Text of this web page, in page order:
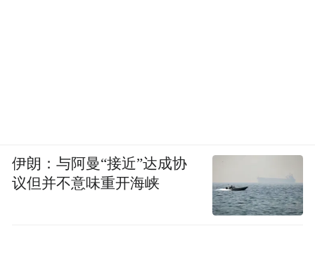
伊朗：与阿曼“接近”达成协
议但并不意味重开海峡